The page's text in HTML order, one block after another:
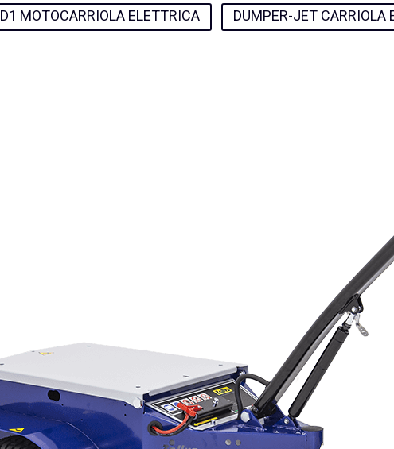
D1 MOTOCARRIOLA ELETTRICA DUMPER-JET CARRIOLA